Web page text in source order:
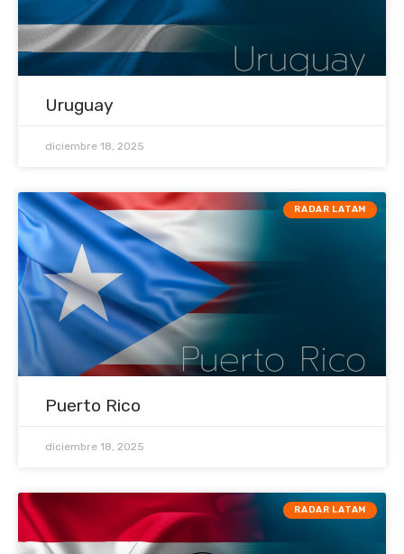
Uruguay
diciembre 18, 2025
RADAR LATAM
Puerto Rico
diciembre 18, 2025
RADAR LATAM